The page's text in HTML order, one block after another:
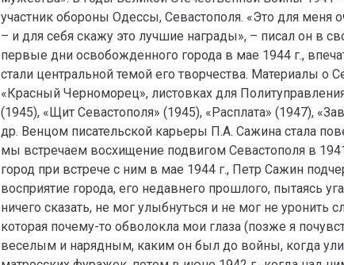
участник обороны Одессы, Севастополя. «Это для меня
– и для себя скажу это лучшие награды», – писал он в
первые дни освобожденного города в мае 1944 г.,
стали центральной темой его творчества. Материалы о
«Красный Черноморец», листовках для
(1945), «Щит Севастополя» (1945), «Расплата» (1947),
др. Венцом писательской карьеры П.А. Сажина стала
мы встречаем восхищение подвигом Севастополя в
город при встрече с ним в мае 1944 г., Петр Сажин
восприятие города, его недавнего прошлого, пытаясь
ничего сказать, не мог улыбнуться и не мог не уронить
которая почему-то обволокла мои глаза (позже я
веселым и нарядным, каким он был до войны, когда